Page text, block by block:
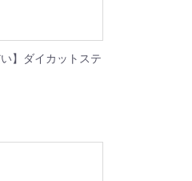
】ダイカットステ